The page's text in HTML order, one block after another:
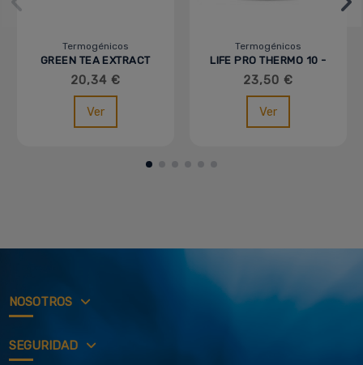
Termogénicos
GREEN TEA EXTRACT
20,34 €
Ver
Termogénicos
LIFE PRO THERMO 10 -
90 CAPS
23,50 €
Ver
NOSOTROS
SEGURIDAD